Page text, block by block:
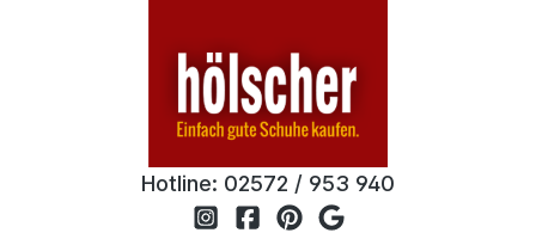
Hotline: 02572 / 953 940